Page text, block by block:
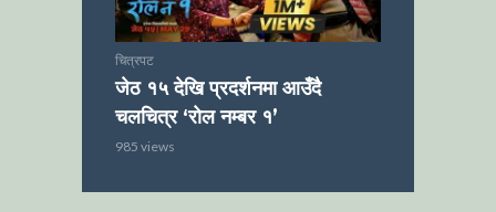
चित्रपट
जेठ १५ देखि प्रदर्शनमा आउँदै
चलचित्र ‘रोल नम्बर १’
985 views